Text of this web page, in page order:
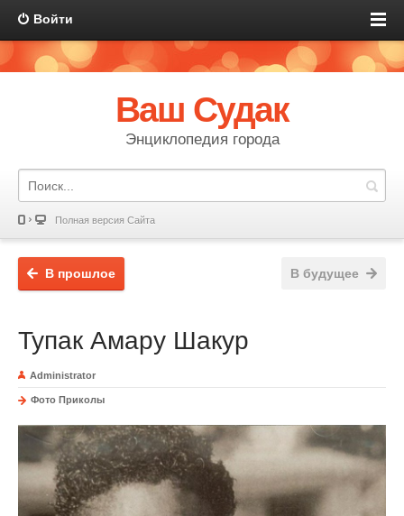
Войти
Ваш Судак
Энциклопедия города
Полная версия Сайта
В будущее
В прошлое
Тупак Амару Шакур
Administrator
Фото Приколы